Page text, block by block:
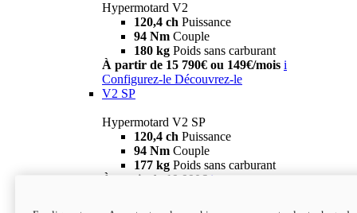
Hypermotard V2
120,4 ch Puissance
94 Nm Couple
180 kg Poids sans carburant
À partir de 15 790€ ou 149€/mois i
Configurez-le Découvrez-le
V2 SP
Hypermotard V2 SP
120,4 ch Puissance
94 Nm Couple
177 kg Poids sans carburant
À partir de 19 990€ i
new
V2 SP 100